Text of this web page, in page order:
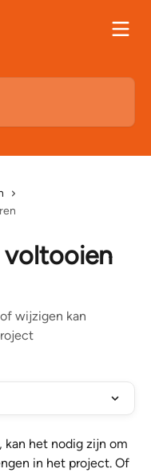
wijzigen kan
kan het nodig zijn om
in het project. Of